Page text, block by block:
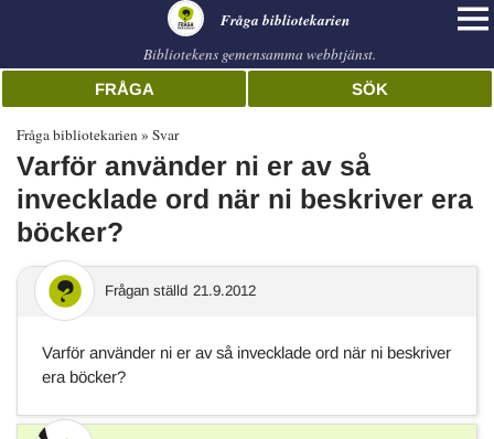
Fråga bibliotekarien
Bibliotekens gemensamma webbtjänst.
FRÅGA SÖK
Fråga bibliotekarien Svar
Varför använder ni er av så
invecklade ord när ni beskriver era
böcker?
Frågan ställd 21.9.2012
Varför använder ni er av så invecklade ord när ni beskriver
era böcker?